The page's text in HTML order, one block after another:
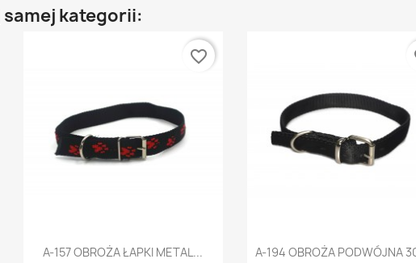
kategorii:
Szybki podgląd
A-157 OBROŻA ŁAPKI METAL...
favorite_border
Szybki podgląd
A-194 OBROŻA PODWÓJNA